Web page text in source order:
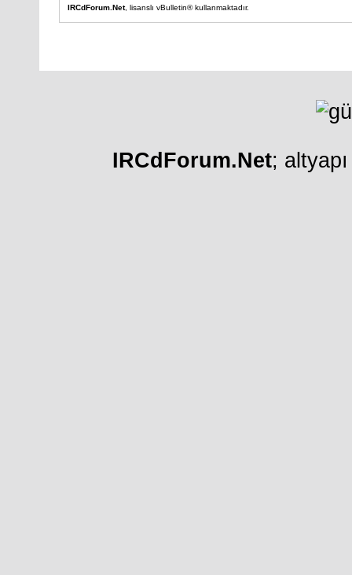
IRCdForum.Net, lisanslı vBulletin® kullanmaktadır.
IRCdForum.Net;